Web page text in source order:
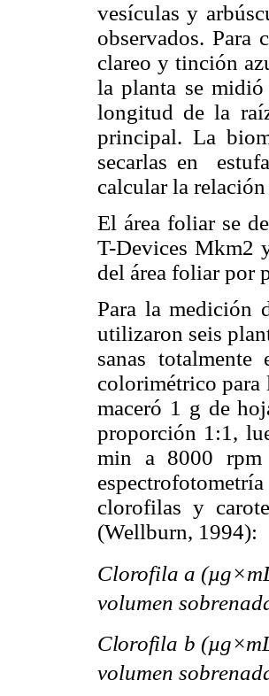
vesículas y
observados. Para
clareo y tinción
la planta se
longitud de la
principal. La
secarlas en
calcular la
El área foliar se
T-Devices Mkm2
del área foliar por
Para la medición
utilizaron seis
sanas
colorimétrico para
maceró 1 g de
proporción 1:1,
min a 8000 rpm
clorofilas y
(Wellburn, 1994):
Clorofila a (µg×
volumen
Clorofila b (µg×
volumen